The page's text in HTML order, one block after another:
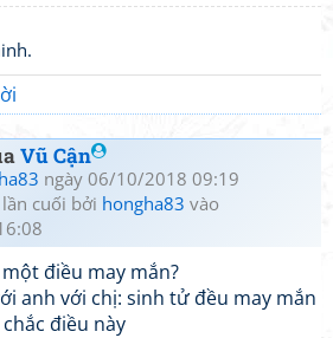
Vũ Cận
ngày 06/10/2018 09:19
cuối bởi hongha83 vào
điều may mắn?
anh với chị: sinh tử đều may mắn
điều này